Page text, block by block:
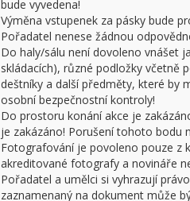
bude vyvedena!
Výměna vstupenek za pásky bude
Pořadatel nenese žádnou
Do haly/sálu není dovoleno vnášet
skládacích), různé podložky včetně
deštníky a další předměty, které by
osobní bezpečnostní kontroly!
Do prostoru konání akce je
je zakázáno! Porušení tohoto bodu
Fotografování je povoleno pouze z
akreditované fotografy a novináře
Pořadatel a umělci si vyhrazují
zaznamenaný na dokument může